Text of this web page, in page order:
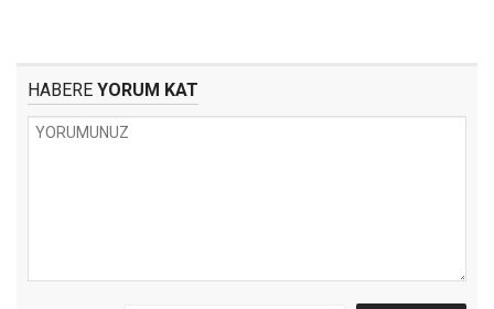
HABERE YORUM KAT